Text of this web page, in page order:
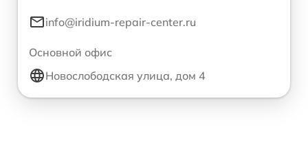
info@iridium-repair-center.ru
Основной офис
Новослободская улица, дом 4